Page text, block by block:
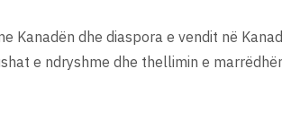
Kanadën dhe diaspora e vendit në
e ndryshme dhe thellimin e